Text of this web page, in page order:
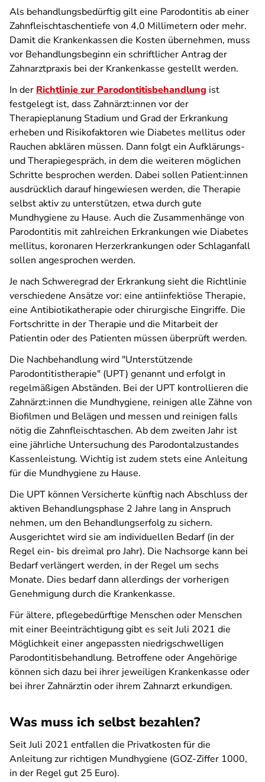
Als behandlungsbedürftig gilt eine Parodontitis ab einer
Zahnfleischtaschentiefe von 4,0 Millimetern oder mehr.
Damit die Krankenkassen die Kosten übernehmen, muss
vor Behandlungsbeginn ein schriftlicher Antrag der
Zahnarztpraxis bei der Krankenkasse gestellt werden.
In der Richtlinie zur Parodontitisbehandlung ist
festgelegt ist, dass Zahnärzt:innen vor der
Therapieplanung Stadium und Grad der Erkrankung
erheben und Risikofaktoren wie Diabetes mellitus oder
Rauchen abklären müssen. Dann folgt ein Aufklärungs-
und Therapiegespräch, in dem die weiteren möglichen
Schritte besprochen werden. Dabei sollen Patient:innen
ausdrücklich darauf hingewiesen werden, die Therapie
selbst aktiv zu unterstützen, etwa durch gute
Mundhygiene zu Hause. Auch die Zusammenhänge von
Parodontitis mit zahlreichen Erkrankungen wie Diabetes
mellitus, koronaren Herzerkrankungen oder Schlaganfall
sollen angesprochen werden.
Je nach Schweregrad der Erkrankung sieht die Richtlinie
verschiedene Ansätze vor: eine antiinfektiöse Therapie,
eine Antibiotikatherapie oder chirurgische Eingriffe. Die
Fortschritte in der Therapie und die Mitarbeit der
Patientin oder des Patienten müssen überprüft werden.
Die Nachbehandlung wird "Unterstützende
Parodontitistherapie" (UPT) genannt und erfolgt in
regelmäßigen Abständen. Bei der UPT kontrollieren die
Zahnärzt:innen die Mundhygiene, reinigen alle Zähne von
Biofilmen und Belägen und messen und reinigen falls
nötig die Zahnfleischtaschen. Ab dem zweiten Jahr ist
eine jährliche Untersuchung des Parodontalzustandes
Kassenleistung. Wichtig ist zudem stets eine Anleitung
für die Mundhygiene zu Hause.
Die UPT können Versicherte künftig nach Abschluss der
aktiven Behandlungsphase 2 Jahre lang in Anspruch
nehmen, um den Behandlungserfolg zu sichern.
Ausgerichtet wird sie am individuellen Bedarf (in der
Regel ein- bis dreimal pro Jahr). Die Nachsorge kann bei
Bedarf verlängert werden, in der Regel um sechs
Monate. Dies bedarf dann allerdings der vorherigen
Genehmigung durch die Krankenkasse.
Für ältere, pflegebedürftige Menschen oder Menschen
mit einer Beeinträchtigung gibt es seit Juli 2021 die
Möglichkeit einer angepassten niedrigschwelligen
Parodontitisbehandlung. Betroffene oder Angehörige
können sich dazu bei ihrer jeweiligen Krankenkasse oder
bei ihrer Zahnärztin oder ihrem Zahnarzt erkundigen.
Was muss ich selbst bezahlen?
Seit Juli 2021 entfallen die Privatkosten für die
Anleitung zur richtigen Mundhygiene (GOZ-Ziffer 1000,
in der Regel gut 25 Euro).